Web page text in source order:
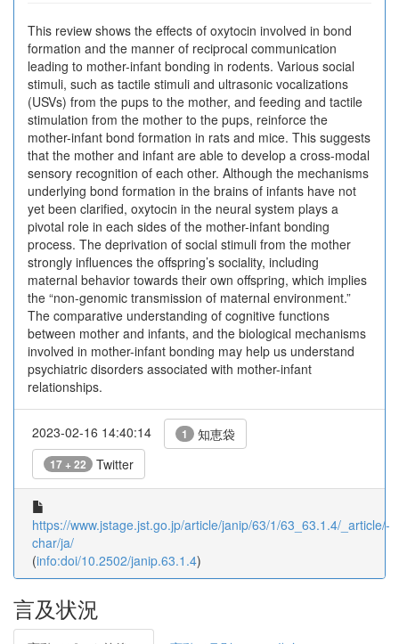
This review shows the effects of oxytocin involved in bond
formation and the manner of reciprocal communication
leading to mother-infant bonding in rodents. Various social
stimuli, such as tactile stimuli and ultrasonic vocalizations
(USVs) from the pups to the mother, and feeding and tactile
stimulation from the mother to the pups, reinforce the
mother-infant bond formation in rats and mice. This suggests
that the mother and infant are able to develop a cross-modal
sensory recognition of each other. Although the mechanisms
underlying bond formation in the brains of infants have not
yet been clarified, oxytocin in the neural system plays a
pivotal role in each sides of the mother-infant bonding
process. The deprivation of social stimuli from the mother
strongly influences the offspring’s sociality, including
maternal behavior towards their own offspring, which implies
the “non-genomic transmission of maternal environment.”
The comparative understanding of cognitive functions
between mother and infants, and the biological mechanisms
involved in mother-infant bonding may help us understand
psychiatric disorders associated with mother-infant
relationships.
2023-02-16 14:40:14 1 知恵袋
17 + 22 Twitter
https://www.jstage.jst.go.jp/article/janip/63/1/63_63.1.4/_article/-
char/ja/
(info:doi/10.2502/janip.63.1.4)
言及状況